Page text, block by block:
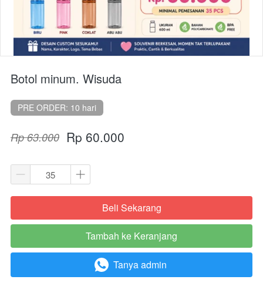
Botol minum. Wisuda
PRE ORDER: 10 hari
Rp 63.000 Rp 60.000
`Beli Sekarang
`
Tambah ke Keranjang
` Tanya admin